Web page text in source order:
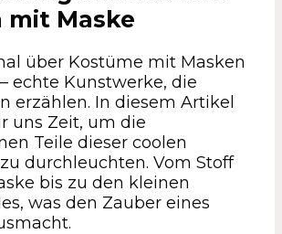
mit Maske
über Kostüme mit Masken
echte Kunstwerke, die
erzählen. In diesem Artikel
uns Zeit, um die
Teile dieser coolen
durchleuchten. Vom Stoff
bis zu den kleinen
was den Zauber eines